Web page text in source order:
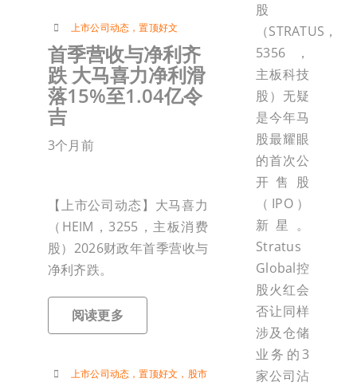
上市公司动态 ，置顶好文
首季营收与净利齐
跌 大马喜力净利滑
落15%至1.04亿令
吉
3个月前
【上市公司动态】大马喜力
（HEIM，3255，主板消费
股）2026财政年首季营收与
净利齐跌。
阅读更多
上市公司动态 ，置顶好文 ， 股市
股
（STRATUS，
5356，
主板科技
股）无疑
是今年马
股最耀眼
的首次公
开售股
（IPO）
新星。
Stratus
Global控
股火红会
否让同样
涉及仓储
业务的3
家公司沾